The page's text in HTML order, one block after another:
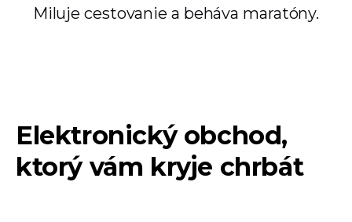
Miluje cestovanie a beháva maratóny.
Elektronický obchod,
ktorý vám kryje chrbát